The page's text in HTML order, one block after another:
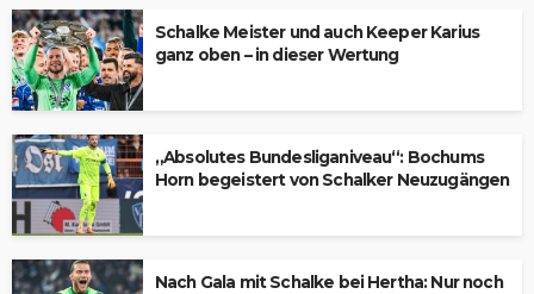
Schalke Meister und auch Keeper Karius
ganz oben – in dieser Wertung
„Absolutes Bundesliganiveau“: Bochums
Horn begeistert von Schalker Neuzugängen
Nach Gala mit Schalke bei Hertha: Nur noch